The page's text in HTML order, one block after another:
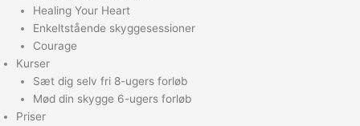
Healing Your Heart
Enkeltstående skyggesessioner
Courage
Kurser
Sæt dig selv fri 8-ugers forløb
Mød din skygge 6-ugers forløb
Priser